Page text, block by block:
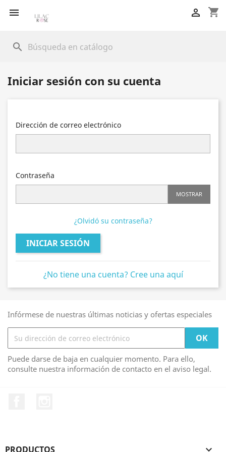
 shopping_cart

search
Iniciar sesión con su cuenta
Dirección de correo electrónico
Contraseña
MOSTRAR
¿Olvidó su contraseña?
INICIAR SESIÓN
¿No tiene una cuenta? Cree una aquí
Infórmese de nuestras últimas noticias y ofertas especiales
Puede darse de baja en cualquier momento. Para ello,
consulte nuestra información de contacto en el aviso legal.
PRODUCTOS